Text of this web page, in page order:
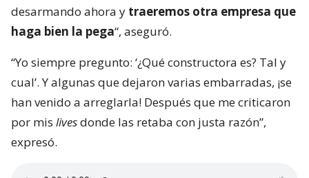
desarmando ahora y traeremos otra empresa que
haga bien la pega“, aseguró.
“Yo siempre pregunto: ‘¿Qué constructora es? Tal y
cual’. Y algunas que dejaron varias embarradas, ¡se
han venido a arreglarla! Después que me criticaron
por mis livesdonde las retaba con justa razón”,
expresó.